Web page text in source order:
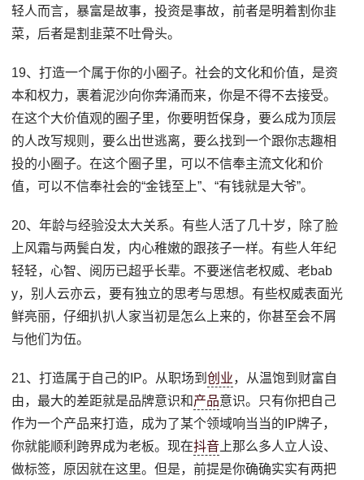
轻人而言，暴富是故事，投资是事故，前者是明着割你韭
菜，后者是割韭菜不吐骨头。
19、打造一个属于你的小圈子。社会的文化和价值，是资
本和权力，裹着泥沙向你奔涌而来，你是不得不去接受。
在这个大价值观的圈子里，你要明哲保身，要么成为顶层
的人改写规则，要么出世逃离，要么找到一个跟你志趣相
投的小圈子。在这个圈子里，可以不信奉主流文化和价
值，可以不信奉社会的“金钱至上”、“有钱就是大爷”。
20、年龄与经验没太大关系。有些人活了几十岁，除了脸
上风霜与两鬓白发，内心稚嫩的跟孩子一样。有些人年纪
轻轻，心智、阅历已超乎长辈。不要迷信老权威、老bab
y，别人云亦云，要有独立的思考与思想。有些权威表面光
鲜亮丽，仔细扒扒人家当初是怎么上来的，你甚至会不屑
与他们为伍。
21、打造属于自己的IP。从职场到创业，从温饱到财富自
由，最大的差距就是品牌意识和产品意识。只有你把自己
作为一个产品来打造，成为了某个领域响当当的IP牌子，
你就能顺利跨界成为老板。现在抖音 上那么多人立人设、
做标签，原因就在这里。但是，前提是你确确实实有两把